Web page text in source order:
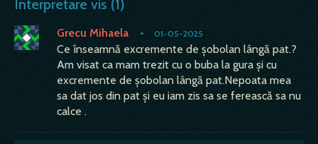
Interpretare vis (1)
Grecu Mihaela • 01-05-2025
Ce înseamnă excremente de șobolan lângă pat.?
Am visat ca mam trezit cu o buba la gura și cu
excremente de șobolan lângă pat.Nepoata mea
sa dat jos din pat și eu iam zis sa se ferească sa nu
calce .